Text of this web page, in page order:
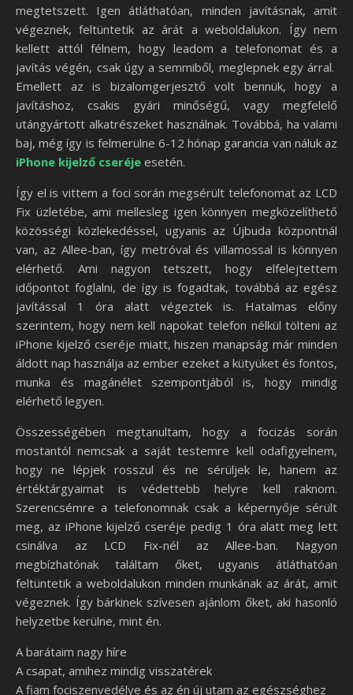
megtetszett. Igen átláthatóan, minden javításnak, amit
végeznek, feltüntetik az árát a weboldalukon. Így nem
kellett attól félnem, hogy leadom a telefonomat és a
javítás végén, csak úgy a semmiből, meglepnek egy árral.
Emellett az is bizalomgerjesztő volt bennük, hogy a
javításhoz, csakis gyári minőségű, vagy megfelelő
utángyártott alkatrészeket használnak. Továbbá, ha valami
baj, még így is felmerülne 6-12 hónap garancia van náluk az
iPhone kijelző cseréje esetén.
Így el is vittem a foci során megsérült telefonomat az LCD
Fix üzletébe, ami mellesleg igen könnyen megközelíthető
közösségi közlekedéssel, ugyanis az Újbuda központnál
van, az Allee-ban, így metróval és villamossal is könnyen
elérhető. Ami nagyon tetszett, hogy elfelejtettem
időpontot foglalni, de így is fogadtak, továbbá az egész
javítással 1 óra alatt végeztek is. Hatalmas előny
szerintem, hogy nem kell napokat telefon nélkül tölteni az
iPhone kijelző cseréje miatt, hiszen manapság már minden
áldott nap használja az ember ezeket a kütyüket és fontos,
munka és magánélet szempontjából is, hogy mindig
elérhető legyen.
Összességében megtanultam, hogy a focizás során
mostantól nemcsak a saját testemre kell odafigyelnem,
hogy ne lépjek rosszul és ne sérüljek le, hanem az
értéktárgyaimat is védettebb helyre kell raknom.
Szerencsémre a telefonomnak csak a képernyője sérült
meg, az iPhone kijelző cseréje pedig 1 óra alatt meg lett
csinálva az LCD Fix-nél az Allee-ban. Nagyon
megbízhatónak találtam őket, ugyanis átláthatóan
feltüntetik a weboldalukon minden munkának az árát, amit
végeznek. Így bárkinek szívesen ajánlom őket, aki hasonló
helyzetbe kerülne, mint én.
A barátaim nagy híre
A csapat, amihez mindig visszatérek
A fiam fociszenvedélye és az én új utam az egészséghez